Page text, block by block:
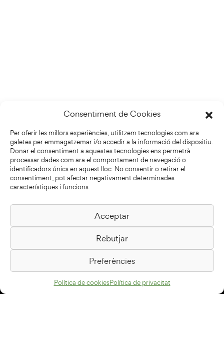
Consentiment de Cookies
Per oferir les millors experiències, utilitzem tecnologies com ara
galetes per emmagatzemar i/o accedir a la informació del dispositiu.
Donar el consentiment a aquestes tecnologies ens permetrà
processar dades com ara el comportament de navegació o
identificadors únics en aquest lloc. No consentir o retirar el
consentiment, pot afectar negativament determinades
característiques i funcions.
Acceptar
Rebutjar
Preferències
Política de cookiesPolítica de privacitat
Biblioteca Pilarin Bayés
Passeig de la Generalitat, 1
08500 Vic